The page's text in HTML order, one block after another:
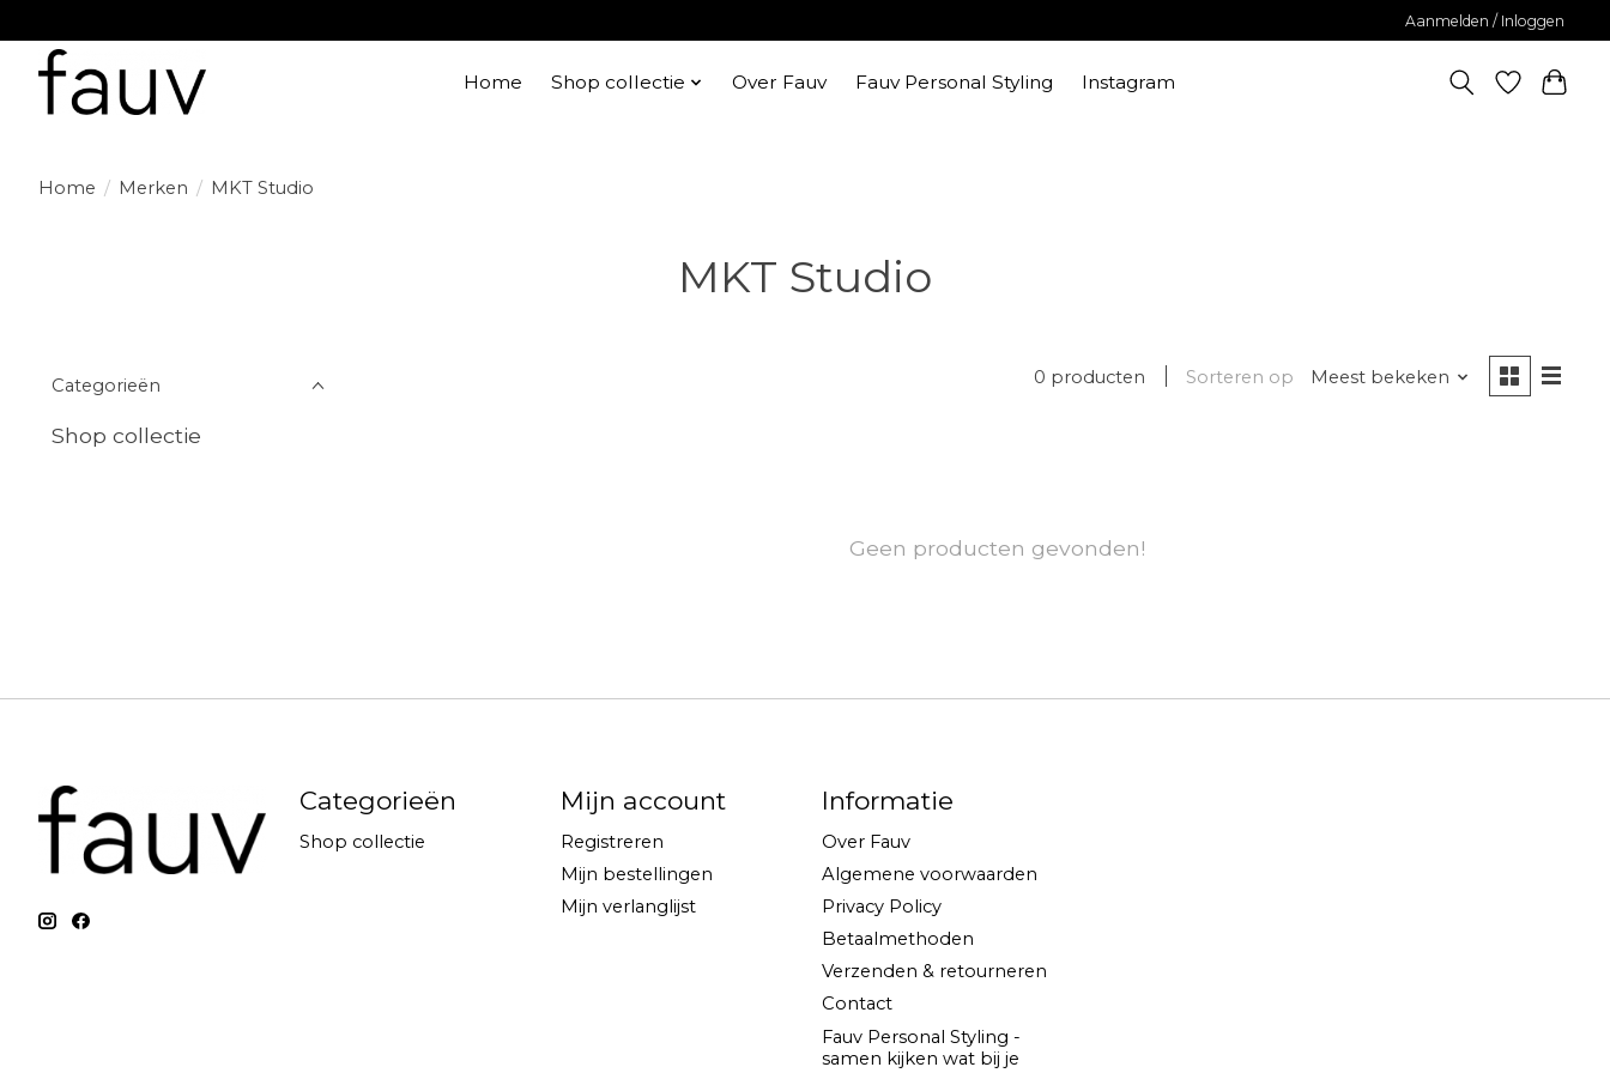
Aanmelden / Inloggen
Home Shop collectie Over Fauv Fauv Personal Styling Instagram
Home / Merken / MKT Studio
MKT Studio
Categorieën
Shop collectie
0 producten Sorteren op Meest bekeken
Geen producten gevonden!
Categorieën
Shop collectie
Mijn account
Registreren
Mijn bestellingen
Mijn verlanglijst
Informatie
Over Fauv
Algemene voorwaarden
Privacy Policy
Betaalmethoden
Verzenden & retourneren
Contact
Fauv Personal Styling -
samen kijken wat bij je